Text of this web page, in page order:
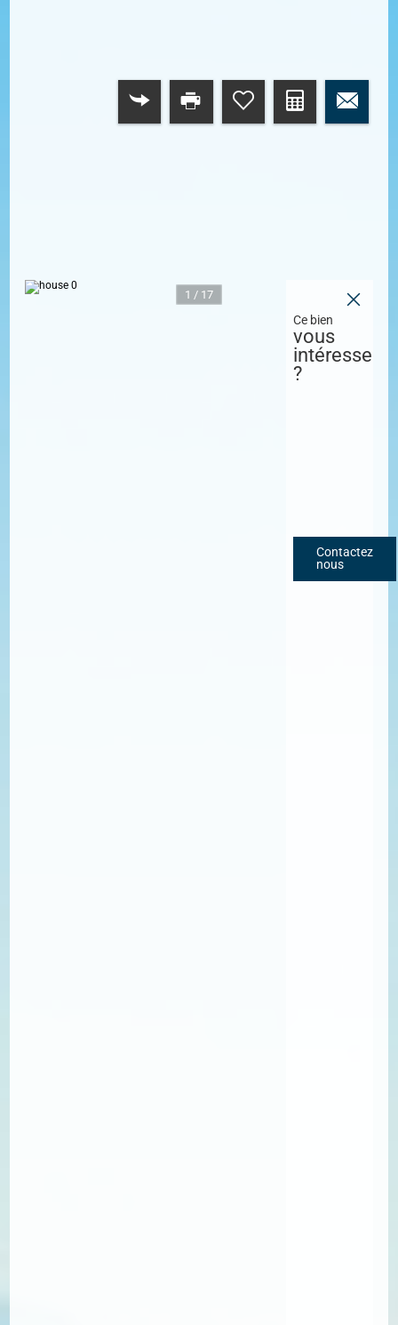
Ce bien
vous
intéresse
?
Contactez
nous
1 / 17